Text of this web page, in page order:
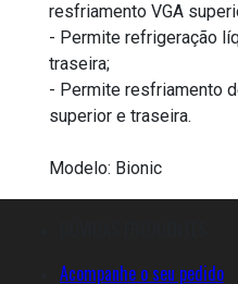
resfriamento VGA
- Permite refrigeração
traseira;
- Permite resfriamento
superior e traseira.
Modelo: Bionic
Acompanhe o seu pedido